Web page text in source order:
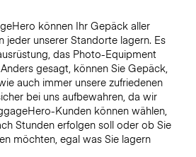
können Ihr Gepäck aller
jeder unserer Standorte lagern. Es
das Photo-Equipment
gesagt, können Sie Gepäck,
auch immer unsere zufriedenen
bei uns aufbewahren, da wir
Kunden können wählen,
Stunden erfolgen soll oder ob Sie
möchten, egal was Sie lagern